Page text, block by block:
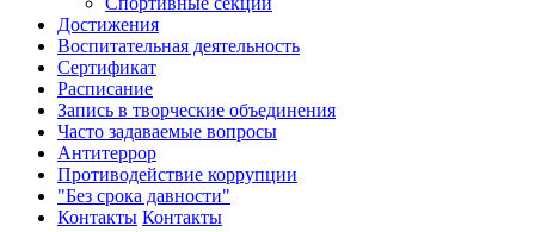
Достижения
Воспитательная деятельность
Cертификат
Расписание
Запись в творческие объединения
Часто задаваемые вопросы
Антитеррор
Противодействие коррупции
"Без срока давности"
Контакты Контакты